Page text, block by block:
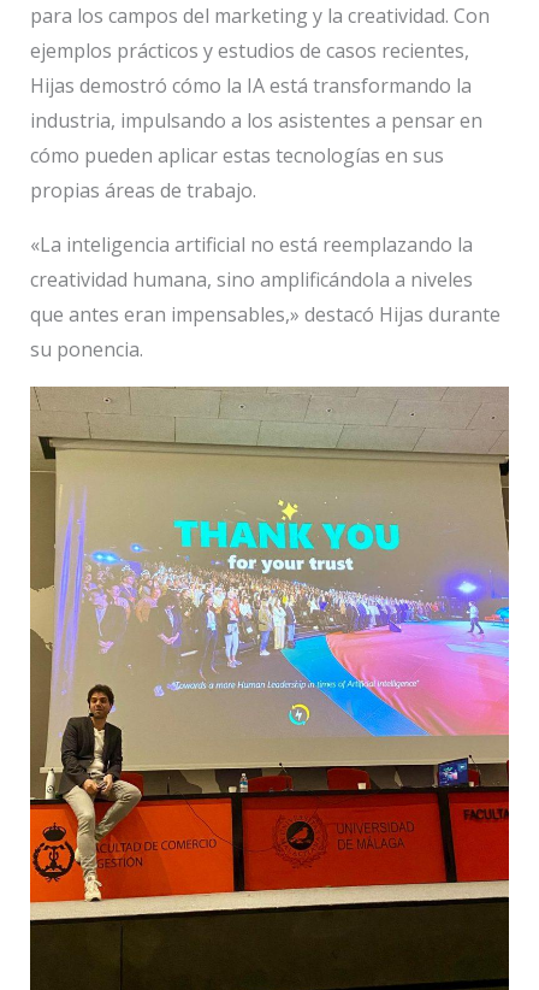
para los campos del marketing y la creatividad. Con
ejemplos prácticos y estudios de casos recientes,
Hijas demostró cómo la IA está transformando la
industria, impulsando a los asistentes a pensar en
cómo pueden aplicar estas tecnologías en sus
propias áreas de trabajo.
«La inteligencia artificial no está reemplazando la
creatividad humana, sino amplificándola a niveles
que antes eran impensables,» destacó Hijas durante
su ponencia.